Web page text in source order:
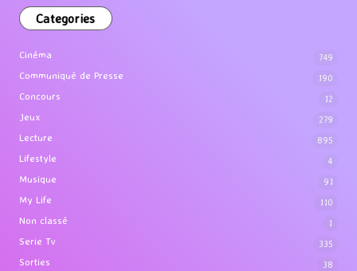
Categories
Cinéma 749
Communiqué de Presse 190
Concours 12
Jeux 279
Lecture 895
Lifestyle 4
Musique 91
My Life 110
Non classé 1
Serie Tv 335
Sorties 38